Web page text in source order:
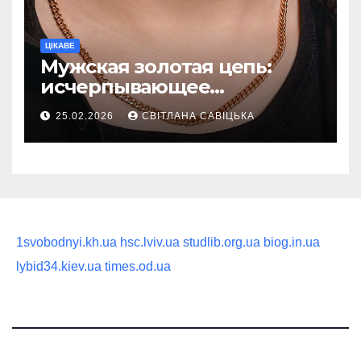
ЦІКАВЕ
Мужская золотая цепь:
исчерпывающее
руководство по выбору
статусного украшения
25.02.2026 СВІТЛАНА САВІЦЬКА
1svobodnyi.kh.ua hsc.lviv.ua studlib.org.ua biog.in.ua
lybid34.kiev.ua times.od.ua